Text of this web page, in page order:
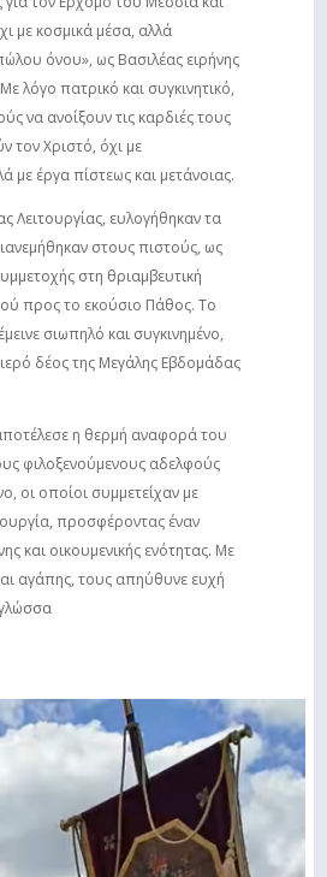
με κοσμικά μέσα, αλλά
όνου», ως Βασιλέας ειρήνης
λόγο πατρικό και συγκινητικό,
να ανοίξουν τις καρδιές τους
τον Χριστό, όχι με
με έργα πίστεως και μετάνοιας.
Λειτουργίας, ευλογήθηκαν τα
στους πιστούς, ως
στη θριαμβευτική
προς το εκούσιο Πάθος. Το
σιωπηλό και συγκινημένο,
δέος της Μεγάλης Εβδομάδας
αποτέλεσε η θερμή αναφορά του
φιλοξενούμενους αδελφούς
οι οποίοι συμμετείχαν με
προσφέροντας έναν
και οικουμενικής ενότητας. Με
αγάπης, τους απηύθυνε ευχή